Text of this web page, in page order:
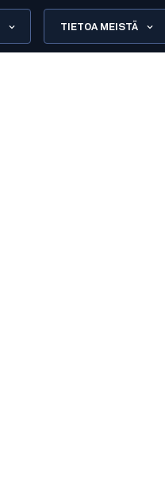
TIETOA MEISTÄ